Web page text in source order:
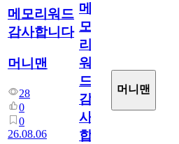
메모리워드
감사합니다
머니맨
28
0
0
26.08.06
메
모
리
워
드
감
사
합
머니맨